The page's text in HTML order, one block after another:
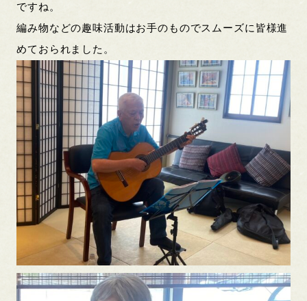
ですね。
編み物などの趣味活動はお手のものでスムーズに皆様進
めておられました。